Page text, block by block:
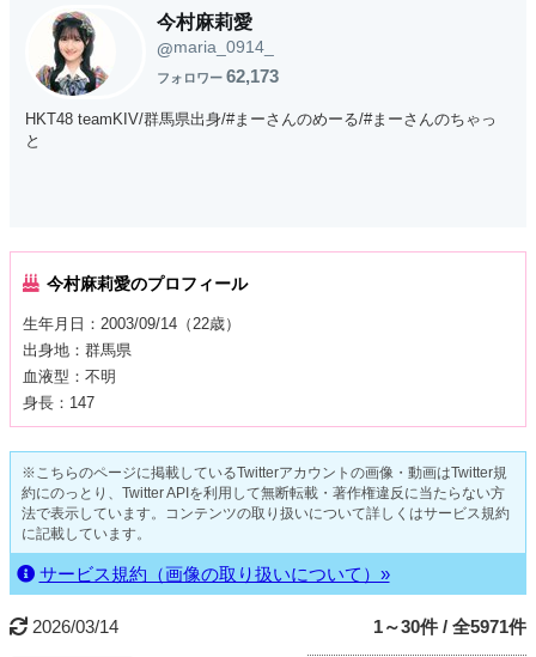
今村麻莉愛
@maria_0914_
フォロワー 62,173
HKT48 teamKIV/群馬県出身/#まーさんのめーる/#まーさんのちゃっ
と
今村麻莉愛のプロフィール
生年月日：2003/09/14（22歳）
出身地：群馬県
血液型：不明
身長：147
※こちらのページに掲載しているTwitterアカウントの画像・動画はTwitter規
約にのっとり、Twitter APIを利用して無断転載・著作権違反に当たらない方
法で表示しています。コンテンツの取り扱いについて詳しくはサービス規約
に記載しています。
サービス規約（画像の取り扱いについて）»
2026/03/14 1～30件 / 全5971件